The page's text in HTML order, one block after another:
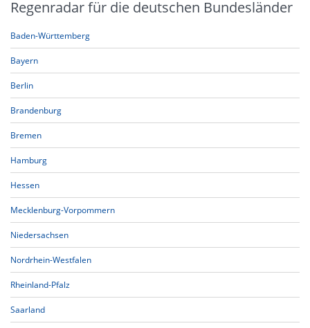
Regenradar für die deutschen Bundesländer
Baden-Württemberg
Bayern
Berlin
Brandenburg
Bremen
Hamburg
Hessen
Mecklenburg-Vorpommern
Niedersachsen
Nordrhein-Westfalen
Rheinland-Pfalz
Saarland